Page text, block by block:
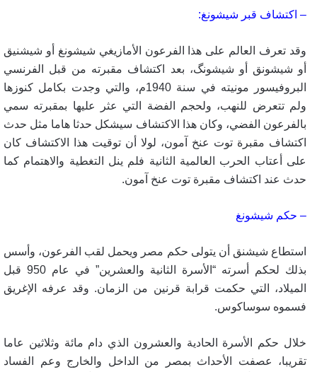
– اكتشاف قبر شيشونغ:
وقد تعرف العالم على هذا الفرعون الأمازيغي شيشونغ أو شيشنيق
أو شيشونق أو شيشونگ، بعد اكتشاف مقبرته من قبل الفرنسي
البروفيسور مونيته في سنة 1940م، والتي وجدت بكامل كنوزها
ولم تتعرض للنهب، ولحجم الفضة التي عثر عليها بمقبرته سمي
بالفرعون الفضي، وكان هذا الاكتشاف سيشكل حدثا هاما مثل حدث
اكتشاف مقبرة توت عنخ آمون، لولا أن توقيت هذا الاكتشاف كان
على أعتاب الحرب العالمية الثانية فلم ينل التغطية والاهتمام كما
حدث عند اكتشاف مقبرة توت عنخ آمون.
– حكم شيشونغ
استطاع شيشنق أن يتولى حكم مصر ويحمل لقب الفرعون، وأسس
بذلك لحكم أسرته “الأسرة الثانية والعشرين” في عام 950 قبل
الميلاد، التي حكمت قرابة قرنين من الزمان. وقد عرفه الإغريق
فسموه سوساكوس.
خلال حكم الأسرة الحادية والعشرون الذي دام مائة وثلاثين عاما
تقريبا، عصفت الأحداث بمصر من الداخل والخارج وعم الفساد